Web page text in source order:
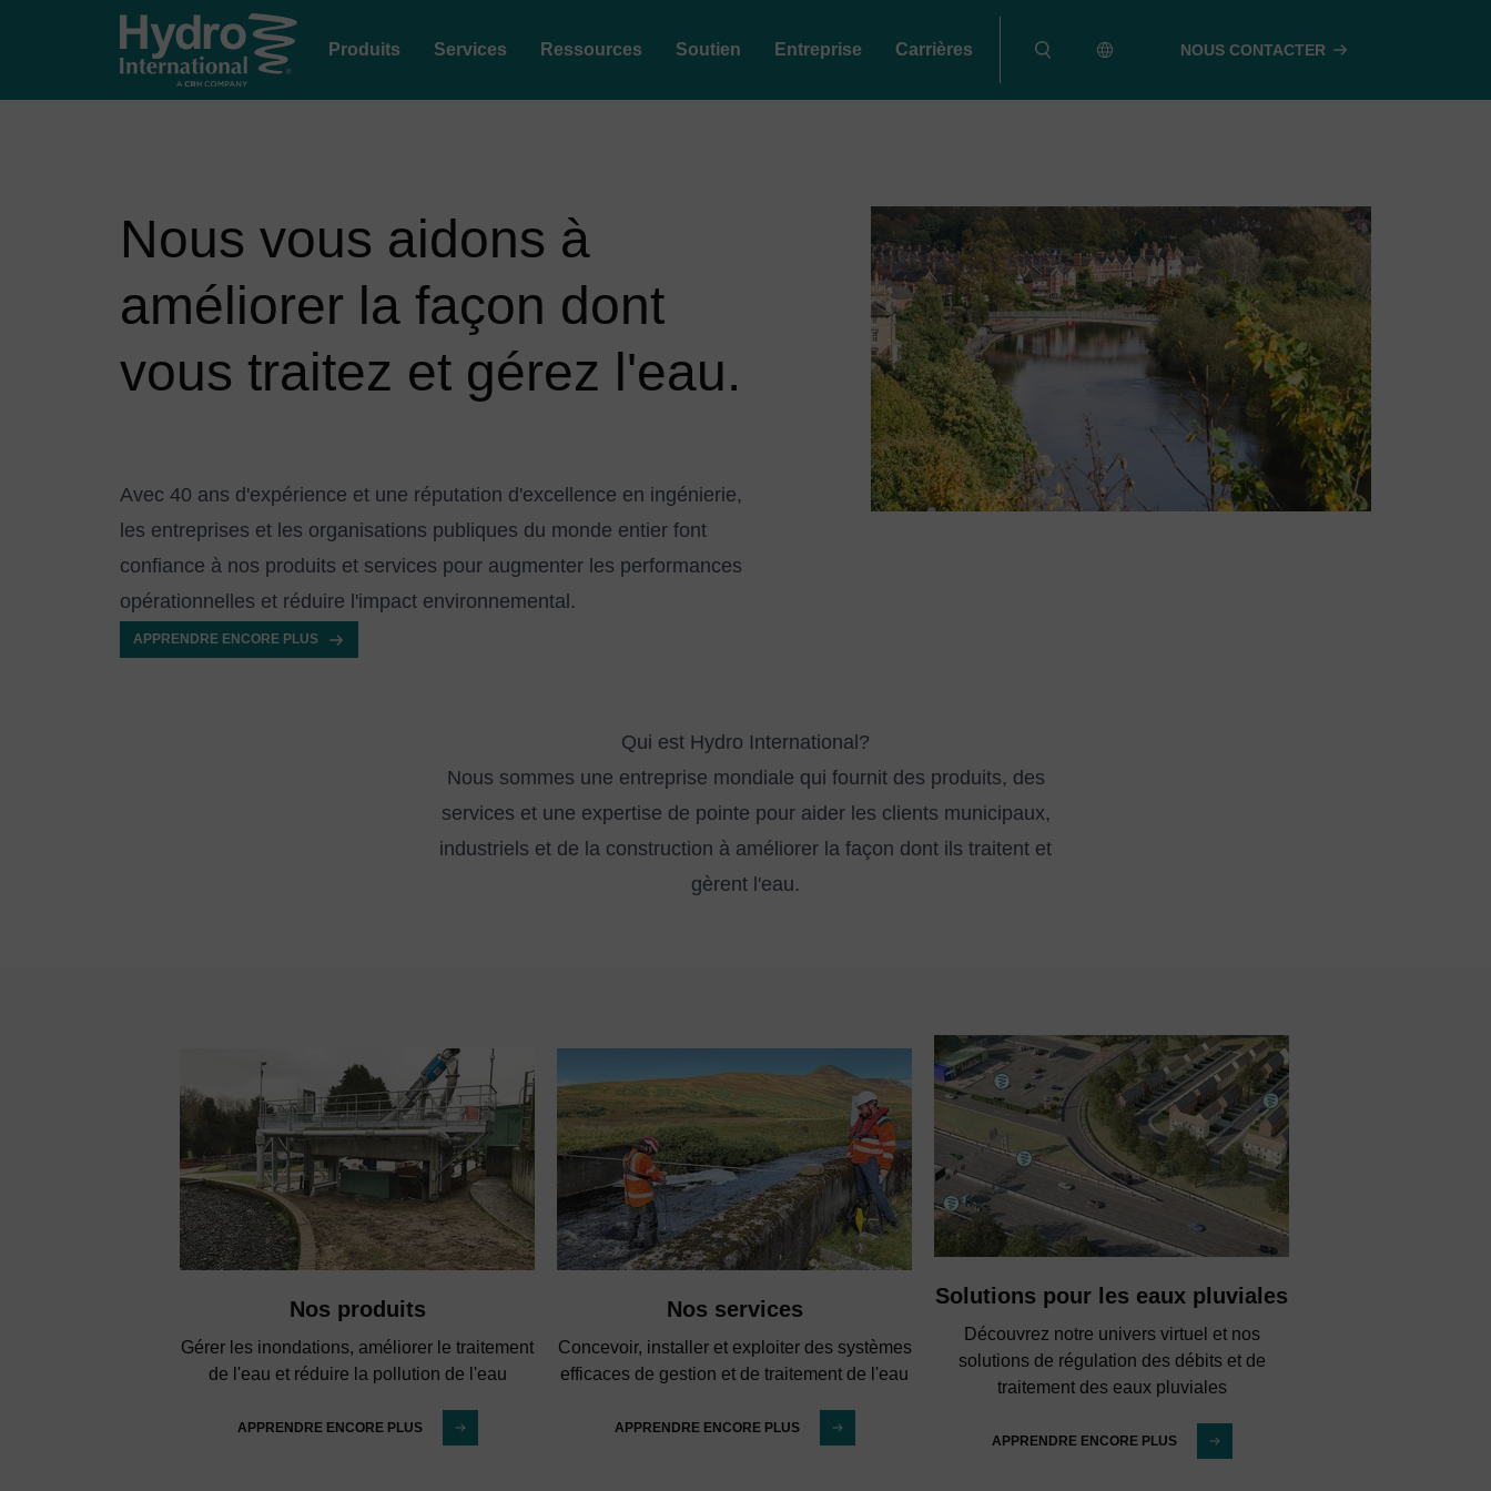
Produits Services Ressources Soutien Entreprise Carrières NOUS CONTACTER
Nous vous aidons à
améliorer la façon dont
vous traitez et gérez l'eau.
Avec 40 ans d'expérience et une réputation d'excellence en ingénierie,
les entreprises et les organisations publiques du monde entier font
confiance à nos produits et services pour augmenter les performances
opérationnelles et réduire l'impact environnemental.
APPRENDRE ENCORE PLUS
Image
Qui est Hydro International?
Nous sommes une entreprise mondiale qui fournit des produits, des
services et une expertise de pointe pour aider les clients municipaux,
industriels et de la construction à améliorer la façon dont ils traitent et
gèrent l'eau.
Nos produits
Gérer les inondations, améliorer le traitement
de l'eau et réduire la pollution de l'eau
APPRENDRE ENCORE PLUS
Nos services
Concevoir, installer et exploiter des systèmes
efficaces de gestion et de traitement de l'eau
APPRENDRE ENCORE PLUS
Solutions pour les eaux pluviales
Découvrez notre univers virtuel et nos
solutions de régulation des débits et de
traitement des eaux pluviales
APPRENDRE ENCORE PLUS